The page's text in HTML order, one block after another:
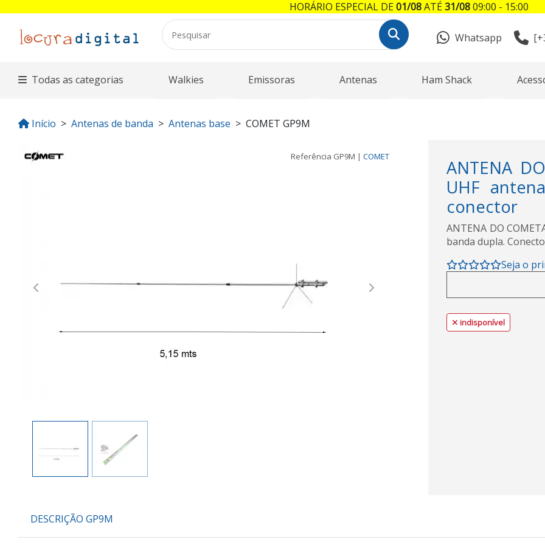
Whatsapp
Todas as categorias Walkies Emissoras Antenas Ham Shack
Início Antenas de banda Antenas base COMET GP9M
Referência GP9M | COMET
Previous Next
ANTENA
UHF
conector
ANTENA DO
banda dupla.
Seja o
indisponível
DESCRIÇÃO GP9M
HORÁRIO ESPECIAL DE01/08ATÉ31/0809:00 - 15:00